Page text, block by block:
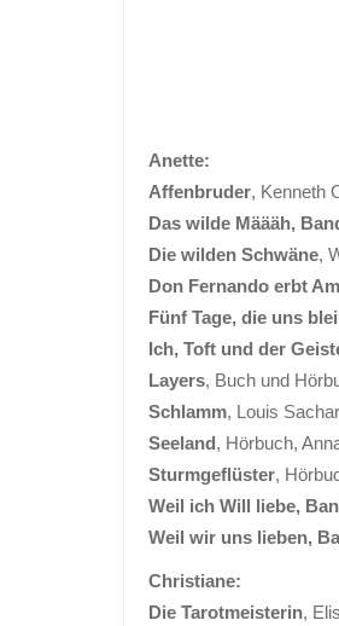
Anette:
Affenbruder, Kenneth
Das wilde Määäh,
Die wilden Schwäne,
Don Fernando erbt
Fünf Tage, die uns
Ich, Toft und der
Layers, Buch und
Schlamm, Louis
Seeland, Hörbuch,
Sturmgeflüster,
Weil ich Will liebe,
Weil wir uns lieben,
Christiane:
Die Tarotmeisterin,